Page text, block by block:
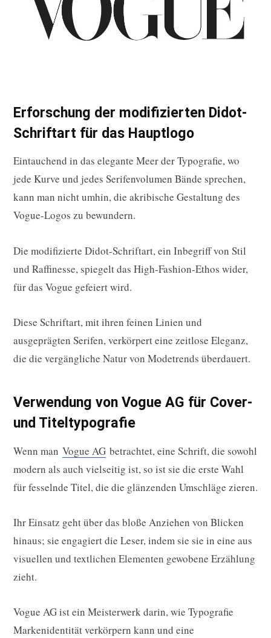
Erforschung der modifizierten Didot-
Schriftart für das Hauptlogo
Eintauchend in das elegante Meer der Typografie, wo
jede Kurve und jedes Serifenvolumen Bände sprechen,
kann man nicht umhin, die akribische Gestaltung des
Vogue-Logos zu bewundern.
Die modifizierte Didot-Schriftart, ein Inbegriff von Stil
und Raffinesse, spiegelt das High-Fashion-Ethos wider,
für das Vogue gefeiert wird.
Diese Schriftart, mit ihren feinen Linien und
ausgeprägten Serifen, verkörpert eine zeitlose Eleganz,
die die vergängliche Natur von Modetrends überdauert.
Verwendung von Vogue AG für Cover-
und Titeltypografie
Wenn man Vogue AG betrachtet, eine Schrift, die sowohl
modern als auch vielseitig ist, so ist sie die erste Wahl
für fesselnde Titel, die die glänzenden Umschläge zieren.
Ihr Einsatz geht über das bloße Anziehen von Blicken
hinaus; sie engagiert die Leser, indem sie sie in eine aus
visuellen und textlichen Elementen gewobene Erzählung
zieht.
Vogue AG ist ein Meisterwerk darin, wie Typografie
Markenidentität verkörpern kann und eine